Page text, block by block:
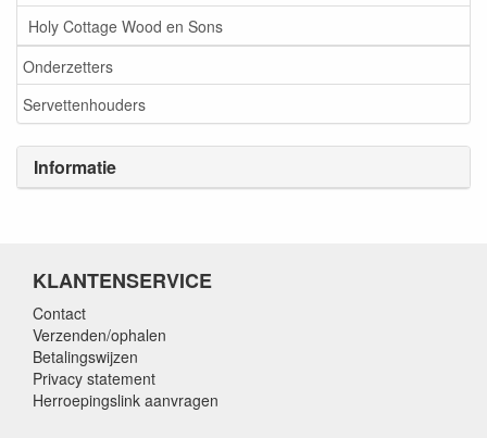
Holy Cottage Wood en Sons
Onderzetters
Servettenhouders
Informatie
KLANTENSERVICE
Contact
Verzenden/ophalen
Betalingswijzen
Privacy statement
Herroepingslink aanvragen